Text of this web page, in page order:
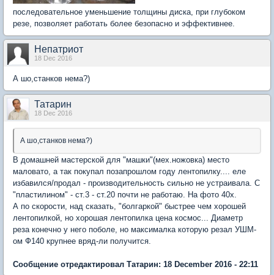
последовательное уменьшение толщины диска, при глубоком
резе, позволяет работать более безопасно и эффективнее.
Непатриот
18 Dec 2016
А шо,станков нема?)
Татарин
18 Dec 2016
А шо,станков нема?)
В домашней мастерской для "машки"(мех.ножовка) место
маловато, а так покупал позапрошлом году лентопилку.... еле
избавился/продал - производительность сильно не устраивала. С
"пластилином" - ст.3 - ст.20 почти не работаю. На фото 40х.
А по скорости, над сказать, "болгаркой" быстрее чем хорошей
лентопилкой, но хорошая лентопилка цена космос... Диаметр
реза конечно у него поболе, но максималка которую резал УШМ-
ом Ф140 крупнее вряд-ли получится.
Сообщение отредактировал Татарин: 18 December 2016 - 22:11